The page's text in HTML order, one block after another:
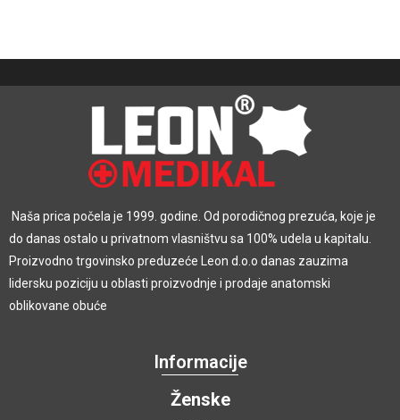
Naša prica počela je 1999. godine. Od porodičnog prezuća, koje je
do danas ostalo u privatnom vlasništvu sa 100% udela u kapitalu.
Proizvodno trgovinsko preduzeće Leon d.o.o danas zauzima
lidersku poziciju u oblasti proizvodnje i prodaje anatomski
oblikovane obuće
Informacije
Ženske